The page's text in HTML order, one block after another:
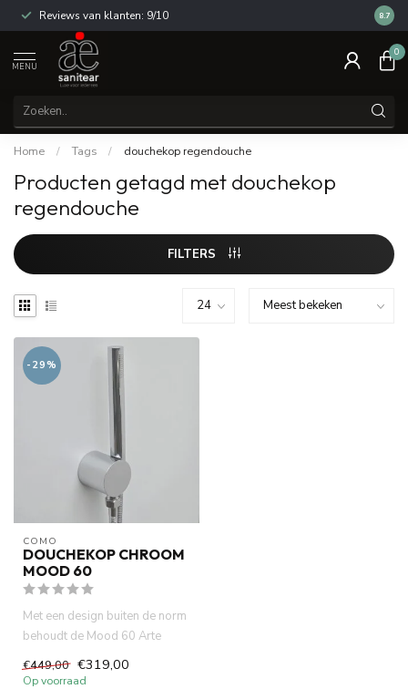
Reviews van klanten: 9/10 14
8.7
MENU
0
Home / Tags / douchekop regendouche
Producten getagd met douchekop
regendouche
FILTERS
-29%
COMO
DOUCHEKOP CHROOM
MOOD 60
Met een design buiten de norm
behoudt de Mood 60 Arte
douchekop set chroom alsno...
€449,00 €319,00
Op voorraad